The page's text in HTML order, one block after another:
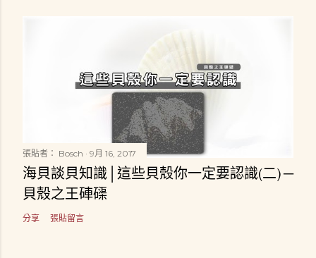
張貼者： Bosch 9月 16, 2017
海貝談貝知識│這些貝殼你一定要認識(二) ─
貝殼之王硨磲
分享 張貼留言